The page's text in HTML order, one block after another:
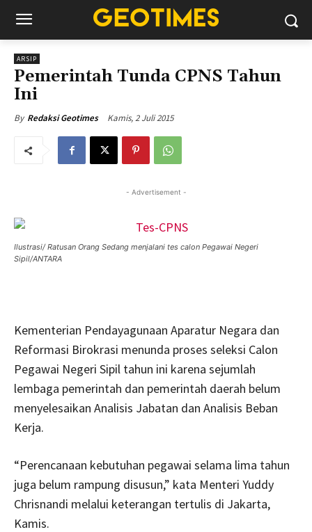
ARSIP
Pemerintah Tunda CPNS Tahun
Ini
By Redaksi Geotimes Kamis, 2 Juli 2015
- Advertisement -
Ilustrasi/ Ratusan Orang Sedang menjalani tes calon Pegawai Negeri
Sipil/ANTARA
Kementerian Pendayagunaan Aparatur Negara dan
Reformasi Birokrasi menunda proses seleksi Calon
Pegawai Negeri Sipil tahun ini karena sejumlah
lembaga pemerintah dan pemerintah daerah belum
menyelesaikan Analisis Jabatan dan Analisis Beban
Kerja.
“Perencanaan kebutuhan pegawai selama lima tahun
juga belum rampung disusun,” kata Menteri Yuddy
Chrisnandi melalui keterangan tertulis di Jakarta,
Kamis.